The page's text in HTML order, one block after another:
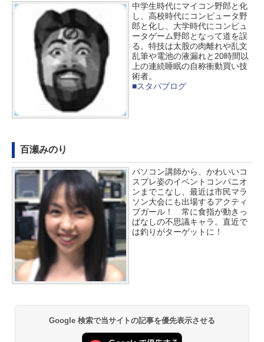
中学生時代にマイコン野郎と化
し、高校時代にコンピュータ野
郎と化し、大学時代にコンピュ
ータゲーム野郎となって道を誤
る。特技は太股の肉離れや乱文
乱筆や電池の液漏れと20時間以
上の連続睡眠の自称衝動買い技
術者。
■スタパブログ
百瀬みのり
パソコン講師から、かわいいコ
スプレ姿のイベントコンパニオ
ンまでこなし、最近は市民マラ
ソン大会にも出場するアクティ
ブガール！ 常に食指が動きっ
ぱなしの不思議キャラ。直近で
は釣りがターゲットに！
Google 検索で当サイトの記事を優先表示させる